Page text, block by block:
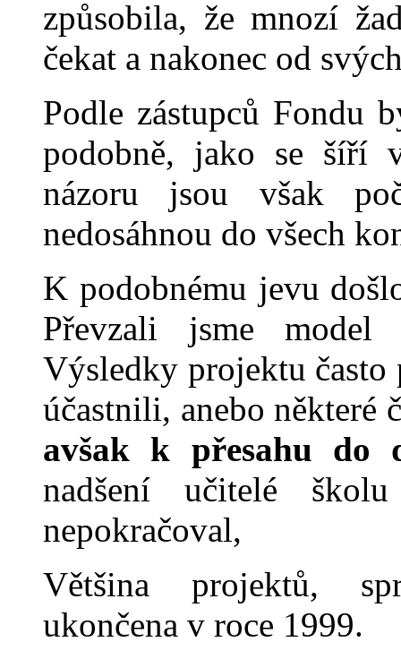
způsobila, že mnozí
čekat a nakonec od
Podle zástupců Fondu
podobně, jako se šíří
názoru jsou však
nedosáhnou do všech
K podobnému jevu
Převzali jsme
Výsledky projektu
účastnili, anebo některé
avšak k přesahu do
nadšení učitelé
nepokračoval,
Většina projektů,
ukončena v roce 1999.